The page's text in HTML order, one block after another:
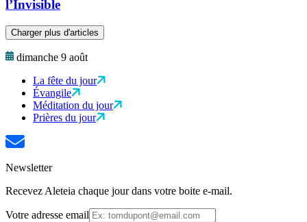
l’Invisible
Charger plus d'articles
dimanche 9 août
La fête du jour
Évangile
Méditation du jour
Prières du jour
Newsletter
Recevez Aleteia chaque jour dans votre boite e-mail.
Votre adresse email